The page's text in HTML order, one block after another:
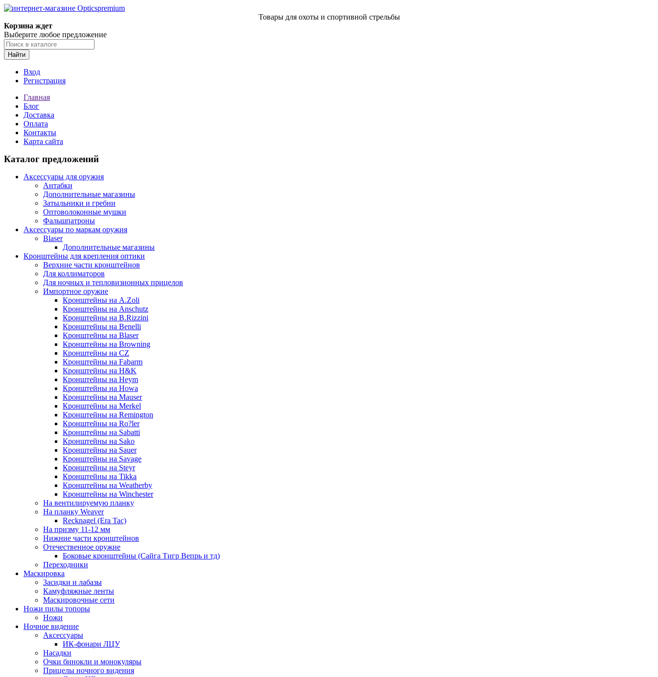
Товары для охоты и спортивной стрельбы
Корзина ждет
Выберите любое предложение
Найти
Вход
Регистрация
Главная
Блог
Доставка
Оплата
Контакты
Карта сайта
Каталог предложений
Аксессуары для оружия
Антабки
Дополнительные магазины
Затыльники и гребни
Оптоволоконные мушки
Фальшпатроны
Аксессуары по маркам оружия
Blaser
Дополнительные магазины
Кронштейны для крепления оптики
Верхние части кронштейнов
Для коллиматоров
Для ночных и тепловизионных прицелов
Импортное оружие
Кронштейны на A.Zoli
Кронштейны на Anschutz
Кронштейны на B.Rizzini
Кронштейны на Benelli
Кронштейны на Blaser
Кронштейны на Browning
Кронштейны на CZ
Кронштейны на Fabarm
Кронштейны на H&K
Кронштейны на Heym
Кронштейны на Howa
Кронштейны на Mauser
Кронштейны на Merkel
Кронштейны на Remington
Кронштейны на Ro?ler
Кронштейны на Sabatti
Кронштейны на Sako
Кронштейны на Sauer
Кронштейны на Savage
Кронштейны на Steyr
Кронштейны на Tikka
Кронштейны на Weatherby
Кронштейны на Winchester
На вентилируемую планку
На планку Weaver
Recknagel (Era Tac)
На призму 11-12 мм
Нижние части кронштейнов
Отечественное оружие
Боковые кронштейны (Сайга Тигр Вепрь и тд)
Переходники
Маскировка
Засидки и лабазы
Камуфляжные ленты
Маскировочные сети
Ножи пилы топоры
Ножи
Ночное видение
Аксессуары
ИК-фонари ЛЦУ
Насадки
Очки бинокли и монокуляры
Прицелы ночного видения